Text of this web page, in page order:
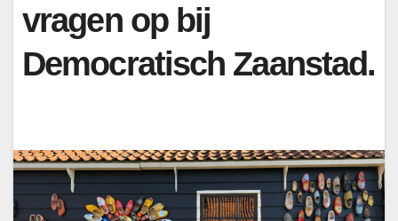
vragen op bij
Democratisch Zaanstad.